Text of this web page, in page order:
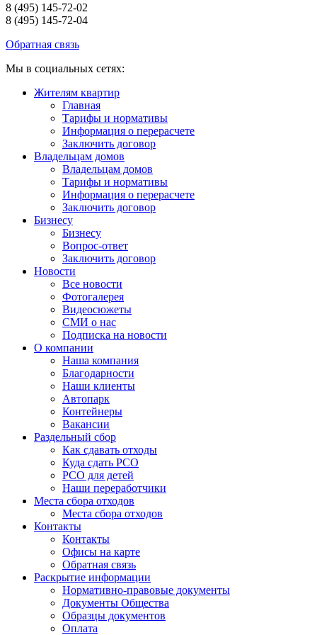
8 (495) 145-72-02
8 (495) 145-72-04
Обратная связь
Мы в социальных сетях:
Жителям квартир
Главная
Тарифы и нормативы
Информация о перерасчете
Заключить договор
Владельцам домов
Владельцам домов
Тарифы и нормативы
Информация о перерасчете
Заключить договор
Бизнесу
Бизнесу
Вопрос-ответ
Заключить договор
Новости
Все новости
Фотогалерея
Видеосюжеты
СМИ о нас
Подписка на новости
О компании
Наша компания
Благодарности
Наши клиенты
Автопарк
Контейнеры
Вакансии
Раздельный сбор
Как сдавать отходы
Куда сдать РСО
РСО для детей
Наши переработчики
Места сбора отходов
Места сбора отходов
Контакты
Контакты
Офисы на карте
Обратная связь
Раскрытие информации
Нормативно-правовые документы
Документы Общества
Образцы документов
Оплата